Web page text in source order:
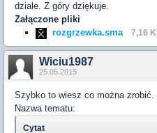
dziale. Z góry dziękuje.
Załączone pliki
rozgrzewka.sma
7,16
Wiciu1987
25.05.2015
Szybko to wiesz co można zrobić.
Nazwa tematu:
Cytat